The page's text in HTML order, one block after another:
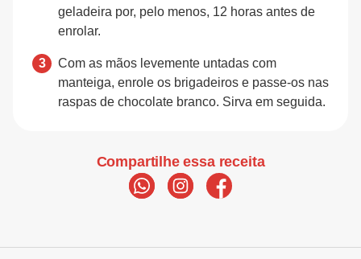
geladeira por, pelo menos, 12 horas antes de
enrolar.
Com as mãos levemente untadas com
manteiga, enrole os brigadeiros e passe-os nas
raspas de chocolate branco. Sirva em seguida.
Compartilhe essa receita